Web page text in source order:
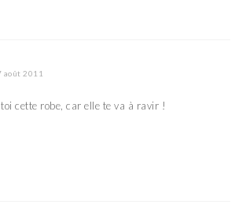
août 2011
cette robe, car elle te va à ravir !